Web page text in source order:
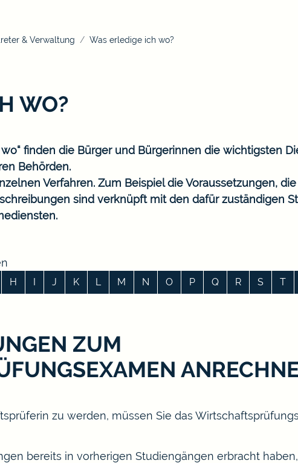
& Verwaltung Was erledige ich wo?
WO?
finden die Bürger und Bürgerinnen die wichtigsten
Behörden.
Verfahren. Zum Beispiel die Voraussetzungen,
sind verknüpft mit den dafür zuständigen
H I J K L M N O P Q R S T
ZUM
zu werden, müssen Sie das
bereits in vorherigen Studiengängen erbracht